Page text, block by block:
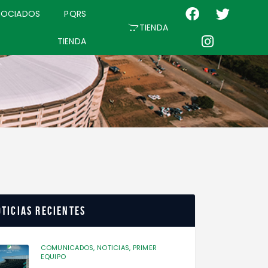
PQRS
TIENDA
TIENDA
recientes
COMUNICADOS, NOTICIAS, PRIMER
EQUIPO